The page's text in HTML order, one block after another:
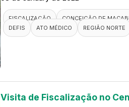
FISCALIZAÇÃO CONCEIÇÃO DE
DEFIS
ATO MÉDICO REGIÃO NORTE
Visita de Fiscalização no